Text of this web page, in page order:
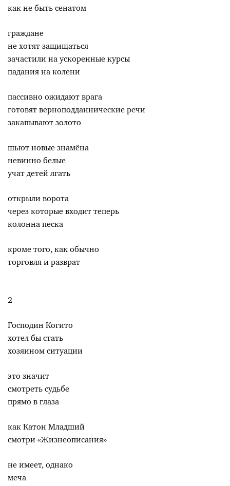
как не быть сенатом
граждане
не хотят защищаться
зачастили на ускоренные курсы
падания на колени
пассивно ожидают врага
готовят верноподданнические речи
закапывают золото
шьют новые знамёна
невинно белые
учат детей лгать
открыли ворота
через которые входит теперь
колонна песка
кроме того, как обычно
торговля и разврат
2
Господин Когито
хотел бы стать
хозяином ситуации
это значит
смотреть судьбе
прямо в глаза
как Катон Младший
смотри «Жизнеописания»
не имеет, однако
меча